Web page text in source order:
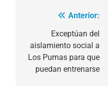
Navegación
entradas
Anterior:
Exceptúan del
aislamiento social a
Los Pumas para que
puedan entrenarse